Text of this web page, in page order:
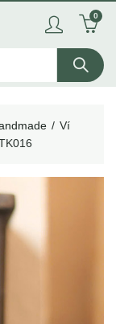
0
Ví